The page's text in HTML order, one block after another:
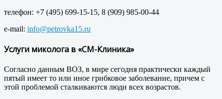
телефон: +7 (495) 699-15-15, 8 (909) 985-00-44
e-mail: info@petrovka15.ru
Услуги миколога в «СМ-Клиника»
Согласно данным ВОЗ, в мире сегодня практически каждый
пятый имеет то или иное грибковое заболевание, причем с
этой проблемой сталкиваются люди всех возрастов.